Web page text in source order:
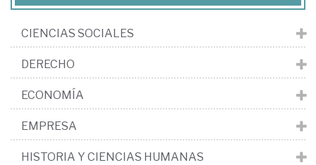
CIENCIAS SOCIALES
DERECHO
ECONOMÍA
EMPRESA
HISTORIA Y CIENCIAS HUMANAS